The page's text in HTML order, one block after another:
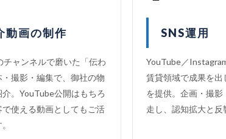
動画の制作
チャンネルで磨いた「伝わ
・撮影・編集で、御社の物
。YouTube公開はもちろ
で使える動画としてもご活
SNS運用
YouTube／
賃貸領域で成果を出
を提供。企画・撮
走し、認知拡大と反